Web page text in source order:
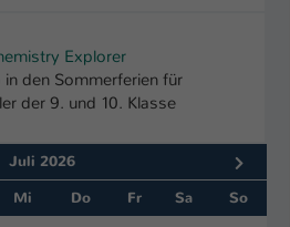
Explorer
den Sommerferien für
der 9. und 10. Klasse
Juli 2026
Mi Do Fr Sa So
ID, für die historische
Ihrer vorgenommen
falls der Webseiten-
dies eingestellt hat.